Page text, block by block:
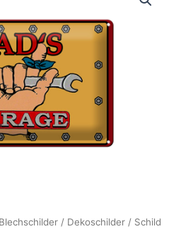
Blechschilder / Dekoschilder / Schild